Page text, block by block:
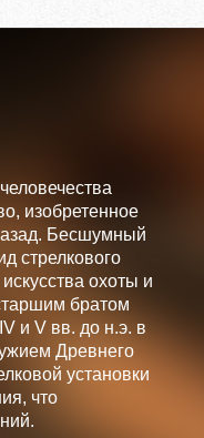
изобретенное
Бесшумный
стрелкового
охоты и
братом
и V вв. до н.э. в
Древнего
установки
что